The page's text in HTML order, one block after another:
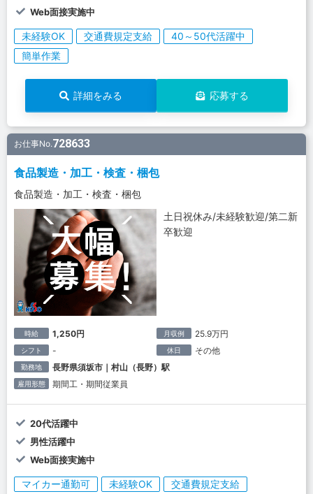
Web面接実施中
未経験OK 交通費規定支給
40～50代活躍中
簡単作業
詳細をみる 応募する
お仕事No.728633
食品製造・加工・検査・梱包
食品製造・加工・検査・梱包
土日祝休み/未経験歓迎/第二新
卒歓迎
時給 1,250円 月収例 25.9万円
シフト - 休日 その他
勤務地 長野県須坂市｜村山（長野）駅
雇用形態 期間工・期間従業員
20代活躍中
男性活躍中
Web面接実施中
マイカー通勤可 未経験OK
交通費規定支給